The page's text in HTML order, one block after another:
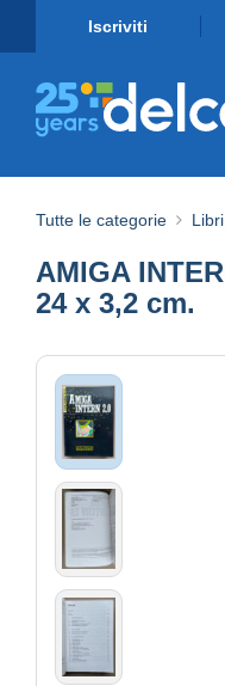
Iscriviti
Tutte le categorie
AMIGA
24 x 3,2 cm.